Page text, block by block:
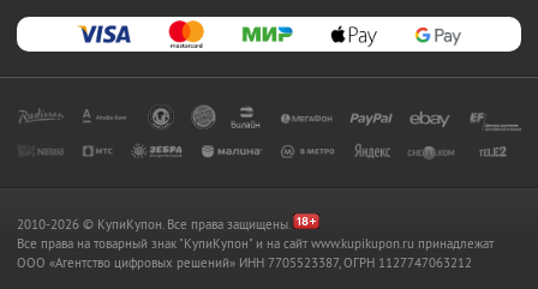
2010-2026 © КупиКупон. Все права защищены.
Все права на товарный знак "КупиКупон" и на сайт www.kupikupon.ru принадлежат
OOO «Агентство цифровых решений» ИНН 7705523387, ОГРН 1127747063212